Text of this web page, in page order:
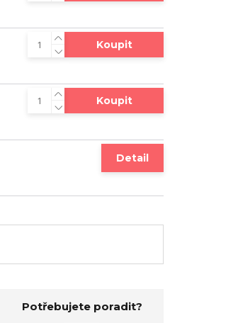
Koupit
Koupit
Detail
Potřebujete poradit?